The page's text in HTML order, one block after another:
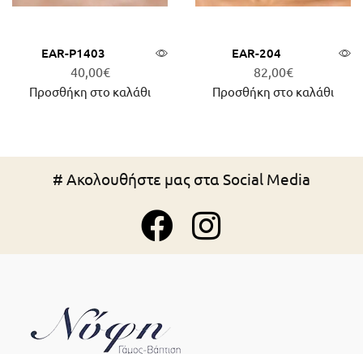
EAR-P1403
40,00€
Προσθήκη στο καλάθι
EAR-204
82,00€
Προσθήκη στο καλάθι
# Ακολουθήστε μας στα Social Media